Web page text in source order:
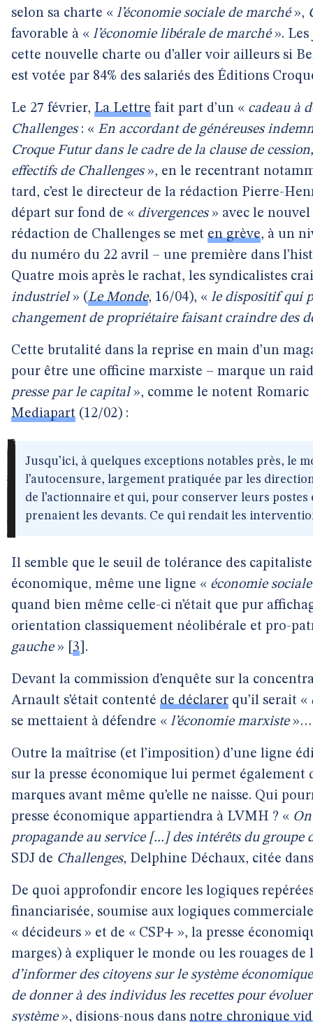
selon sa charte « l’économie sociale de marché»,
favorable à « l’économie libérale de marché». Les
cette nouvelle charte ou d’aller voir ailleurs si
est votée par 84% des salariés des Éditions
Le 27 février, La Lettre fait part d’un « cadeau à
Challenges: « En accordant de généreuses
Croque Futur dans le cadre de la clause de
effectifs de Challenges», en le recentrant
tard, c’est le directeur de la rédaction Pierre-
départ sur fond de « divergences» avec le
rédaction de Challenges se met en grève, à un
du numéro du 22 avril – une première dans
Quatre mois après le rachat, les syndicalistes
industriel» (Le Monde, 16/04), « le dispositif qui
changement de propriétaire faisant craindre des
Cette brutalité dans la reprise en main d’un
pour être une officine marxiste – marque un
presse par le capital», comme le notent Romaric
Mediapart (12/02) :
Jusqu’ici, à quelques exceptions notables près, le
l’autocensure, largement pratiquée par les
de l’actionnaire et qui, pour conserver leurs postes
prenaient les devants. Ce qui rendait les
Il semble que le seuil de tolérance des
économique, même une ligne « économie
quand bien même celle-ci n’était que pur
orientation classiquement néolibérale et pro-
gauche» 3 .
Devant la commission d’enquête sur la
Arnault s’était contenté de déclarer qu’il serait «
se mettaient à défendre « l’économie marxiste»…
Outre la maîtrise (et l’imposition) d’une ligne
sur la presse économique lui permet également
marques avant même qu’elle ne naisse. Qui
presse économique appartiendra à LVMH ? «
propagande au service [...] des intérêts du groupe
SDJ de Challenges, Delphine Déchaux, citée
De quoi approfondir encore les logiques
financiarisée, soumise aux logiques
« décideurs » et de « CSP+ », la presse
marges) à expliquer le monde ou les rouages de
d’informer des citoyens sur le système
de donner à des individus les recettes pour
système», disions-nous dans notre chronique